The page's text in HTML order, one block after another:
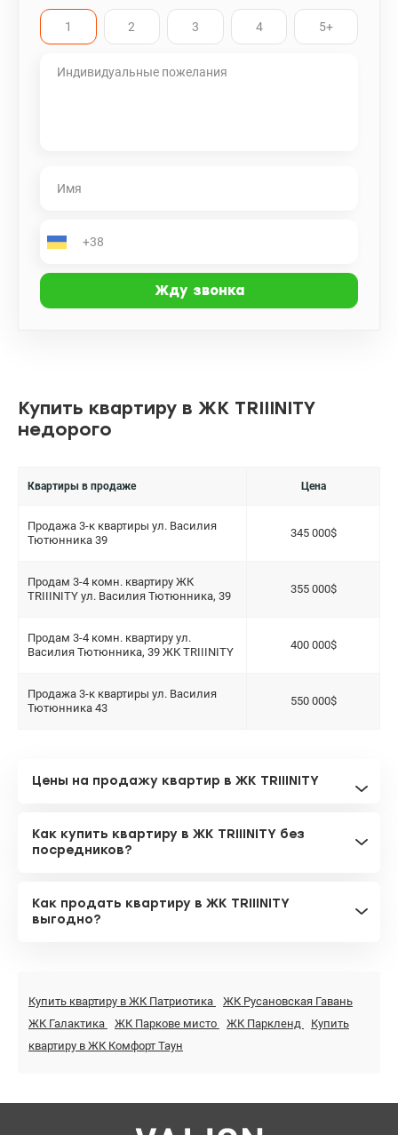
1 2 3 4 5+
Купить квартиру в ЖК TRIIINITY
недорого
Квартиры в продаже Цена
Продажа 3-к квартиры ул. Василия
Тютюнника 39
345 000$
Продам 3-4 комн. квартиру ЖК
TRIIINITY ул. Василия Тютюнника, 39
355 000$
Продам 3-4 комн. квартиру ул.
Василия Тютюнника, 39 ЖК TRIIINITY
400 000$
Продажа 3-к квартиры ул. Василия
Тютюнника 43
550 000$
Цены на продажу квартир в ЖК TRIIINITY
Как купить квартиру в ЖК TRIIINITY без
посредников?
Как продать квартиру в ЖК TRIIINITY
выгодно?
Купить квартиру в ЖК Патриотика
ЖК Русановская Гавань
ЖК Галактика
ЖК Паркове мисто ЖК Паркленд
Купить
квартиру в ЖК Комфорт Таун